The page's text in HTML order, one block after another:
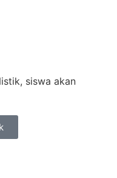
siswa akan